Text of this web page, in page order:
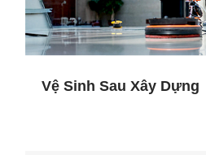
Vệ Sinh Sau Xây Dựng